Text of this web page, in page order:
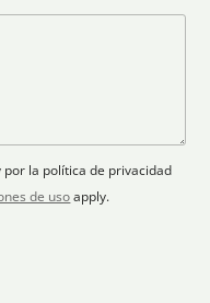
por la política de privacidad
de usoapply.